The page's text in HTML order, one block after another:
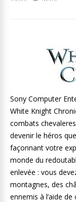
Sony Computer
White Knight
combats
devenir le héros
façonnant votre
monde du
enlevée : vous
montagnes, des
ennemis à l’aide